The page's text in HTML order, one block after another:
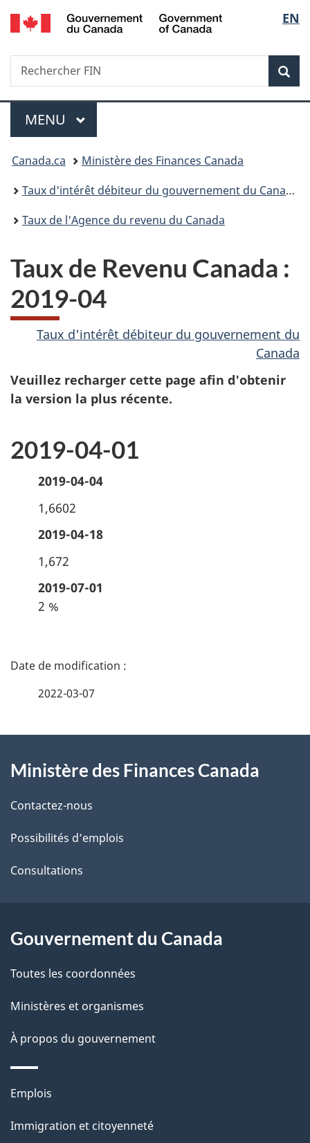
Passer
au
Passer
à
du
Passer
à
simplifiée
de
la
EN
Recherche
Rechercher
FIN
Menu
MENU PRINCIPAL
Vous
êtes
ici :
Canada.ca
Ministère des Finances Canada
Taux d'intérêt débiteur du gouvernement du Canada
Taux de l'Agence du revenu du Canada
Taux de Revenu Canada :
2019-04
Taux d'intérêt débiteur du gouvernement du
Canada
Veuillez recharger cette page afin d'obtenir
la version la plus récente.
2019-04-01
2019-04-04
1,6602
2019-04-18
1,672
2019-07-01
2 %
D
i
l
s
d
l
p
a
g
e
2022-03-07
propos
de
ce
site
Ministère des Finances Canada
Contactez-nous
Possibilités d’emplois
Consultations
Gouvernement du Canada
Toutes les coordonnées
Ministères et organismes
À propos du gouvernement
Thèmes
sujets
Emplois
Immigration et citoyenneté